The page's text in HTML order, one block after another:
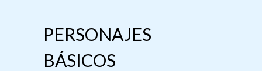
PERSONAJES
BÁSICOS